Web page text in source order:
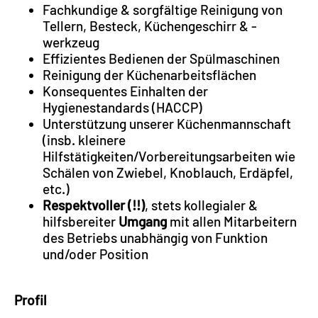
Fachkundige & sorgfältige Reinigung von
Tellern, Besteck, Küchengeschirr & -
werkzeug
Effizientes Bedienen der Spülmaschinen
Reinigung der Küchenarbeitsflächen
Konsequentes Einhalten der
Hygienestandards (HACCP)
Unterstützung unserer Küchenmannschaft
(insb. kleinere
Hilfstätigkeiten/Vorbereitungsarbeiten wie
Schälen von Zwiebel, Knoblauch, Erdäpfel,
etc.)
Respektvoller (!!), stets kollegialer &
hilfsbereiter Umgang mit allen Mitarbeitern
des Betriebs unabhängig von Funktion
und/oder Position
Profil